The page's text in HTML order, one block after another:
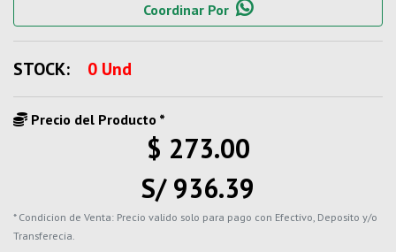
Coordinar Por
STOCK: 0 Und
Precio del Producto *
$ 273.00
S/ 936.39
* Condicion de Venta: Precio valido solo para pago con Efectivo, Deposito y/o
Transferecia.